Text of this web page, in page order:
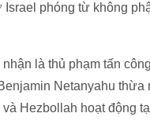
phóng từ không
là thủ phạm tấn
Netanyahu thừa
và Hezbollah hoạt động